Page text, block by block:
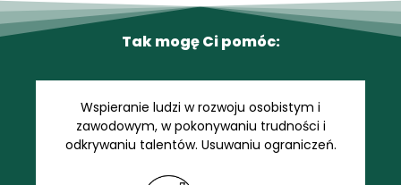
Tak mogę Ci pomóc:
Wspieranie ludzi w rozwoju osobistym i
zawodowym, w pokonywaniu trudności i
odkrywaniu talentów. Usuwaniu ograniczeń.